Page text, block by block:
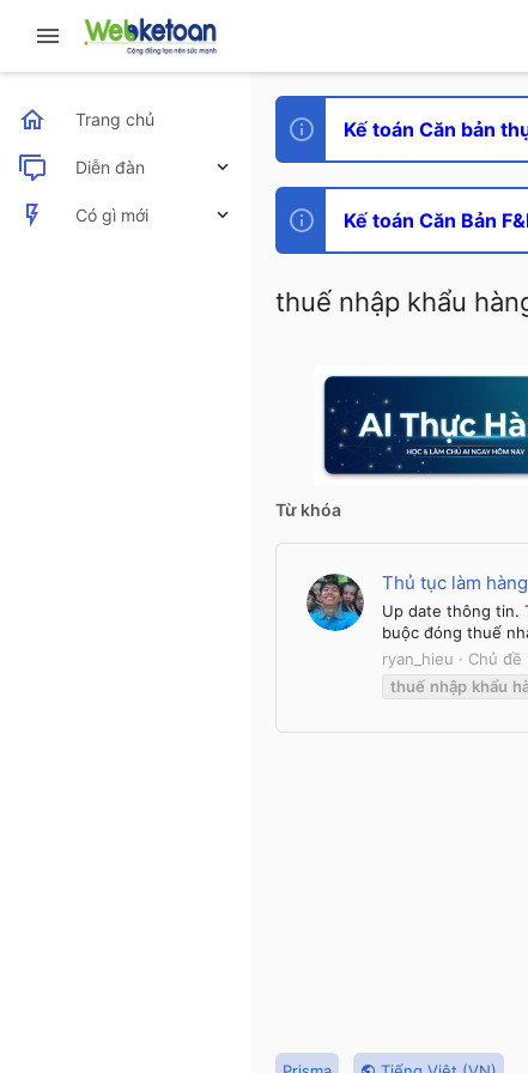
Trang chủ
Diễn đàn
Bài viết mớiCó gì mới
Kế toán Căn bản
Kế toán Căn Bản
thuế nhập khẩu
Từ khóa
Thủ tục làm
Up date thông tin.
buộc đóng thuế
ryan_hieu
Chủ đề
thuế nhập khẩu